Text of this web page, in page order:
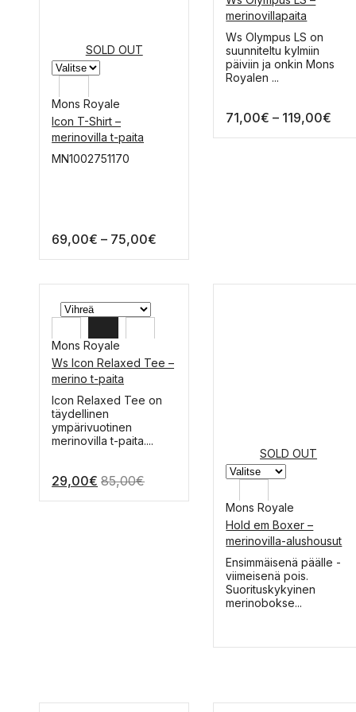
SOLD OUT
XL
L
Mons Royale
Icon T-Shirt –
merinovilla t-paita
MN1002751170
69,00€ – 75,00€
75,00€
XL
L
M
S
merinovillapaita
Tällä
tuotteella
on
useampi
tehdä
Ws Olympus LS on
suunniteltu kylmiin
päiviin ja onkin Mons
Royalen ...
71,00€ – 119,00€
XL
L
M
S
Mons Royale
Ws Icon Relaxed Tee –
merino t-paita
Tällä
tuotteella
on
useampi
tehdä
Icon Relaxed Tee on
täydellinen
ympärivuotinen
merinovilla t-paita....
29,00€ 85,00€
SOLD OUT
XXL
L
M
Mons Royale
Hold em Boxer –
merinovilla-alushousut
Tällä
tuotteella
on
useampi
Ensimmäisenä päälle -
viimeisenä pois.
Suorituskykyinen
merinobokse...